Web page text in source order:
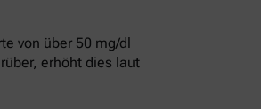
von über 50 mg/dl
erhöht dies laut